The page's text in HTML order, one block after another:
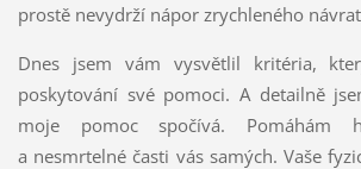
prostě nevydrží nápor zrychleného
Dnes jsem vám vysvětlil kritéria,
poskytování své pomoci. A detailně
moje pomoc spočívá. Pomáhám
a nesmrtelné časti vás samých. Vaše